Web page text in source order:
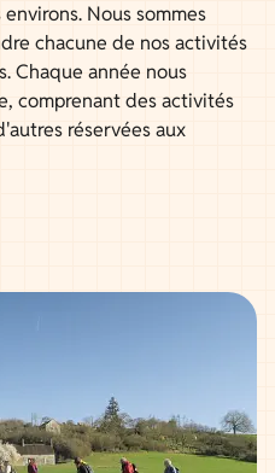
Nous sommes
chacune de nos activités
Chaque année nous
comprenant des activités
réservées aux